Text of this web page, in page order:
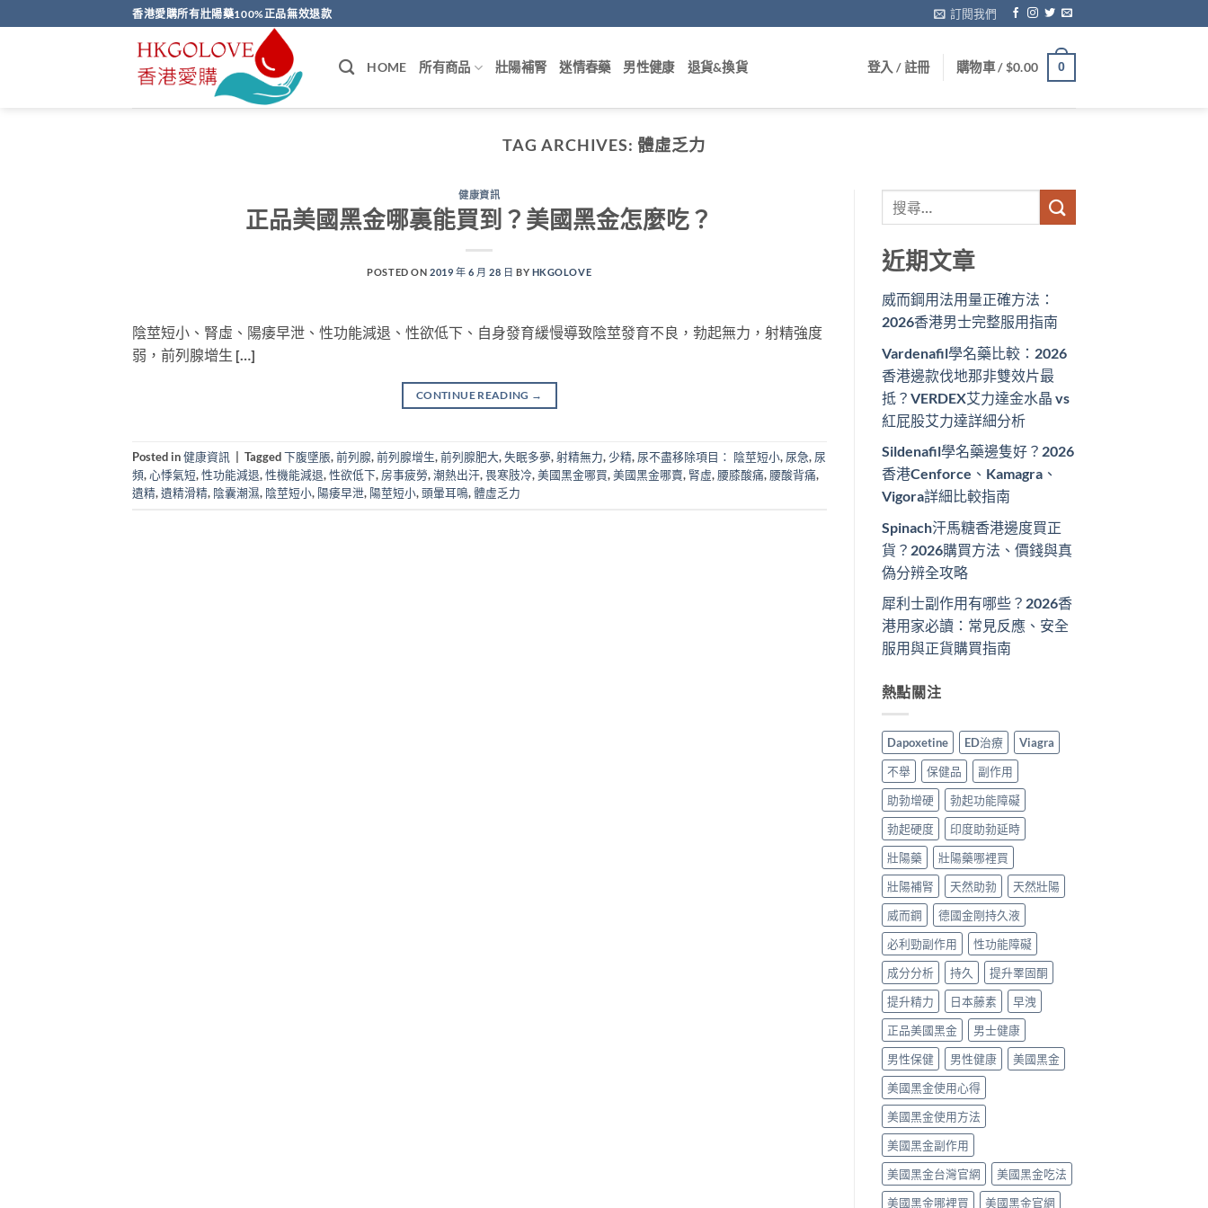
to
香港愛購所有壯陽藥100%正品無效退款 訂閱我們
HOME 所有商品 壯陽補腎 迷情春藥 男性健康 退貨&換貨 登入 / 註冊 購物車 /$0.00 0
TAG ARCHIVES: 體虛乏力
健康資訊
正品美國黑金哪裏能買到？美國黑金怎麼吃？
POSTED ON 2019 年 6 月 28 日 BY HKGOLOVE
陰莖短小、腎虛、陽痿早泄、性功能減退、性欲低下、自身發育緩慢導致陰莖發育不良，勃起無力，射精強度
弱，前列腺增生 […]
CONTINUE READING →
Posted in健康資訊 Tagged下腹墜脹,前列腺,前列腺增生,前列腺肥大,失眠多夢,射精無力,少精, 尿不盡移除項目： 陰莖短小, 尿急, 尿
頻,心悸氣短,性功能減退,性機能減退,性欲低下, 房事疲勞,潮熱出汗,畏寒肢冷,美國黑金哪買,美國黑金哪賣, 腎虛, 腰膝酸痛, 腰酸背痛,
遺精,遺精滑精, 陰囊潮濕, 陰莖短小, 陽痿早泄, 陽莖短小,頭暈耳鳴,體虛乏力
近期文章
威而鋼用法用量正確方法：
2026香港男士完整服用指南
Vardenafil學名藥比較：2026
香港邊款伐地那非雙效片最
抵？VERDEX艾力達金水晶 vs
紅屁股艾力達詳細分析
Sildenafil學名藥邊隻好？2026
香港Cenforce、Kamagra、
Vigora詳細比較指南
Spinach汗馬糖香港邊度買正
貨？2026購買方法、價錢與真
偽分辨全攻略
犀利士副作用有哪些？2026香
港用家必讀：常見反應、安全
服用與正貨購買指南
熱點關注
Dapoxetine ED治療
Viagra
不舉
保健品
副作用
助勃增硬
勃起功能障礙
勃起硬度
印度助勃延時
壯陽藥
壯陽藥哪裡買
壯陽補腎
天然助勃
天然壯陽
威而鋼
德國金剛持久液
必利勁副作用
性功能障礙
成分分析
持久
提升睪固酮
提升精力
日本藤素
早洩
正品美國黑金
男士健康
男性保健
男性健康
美國黑金
美國黑金使用心得
美國黑金使用方法
美國黑金副作用
美國黑金台灣官網
美國黑金吃法
美國黑金哪裡買
美國黑金官網